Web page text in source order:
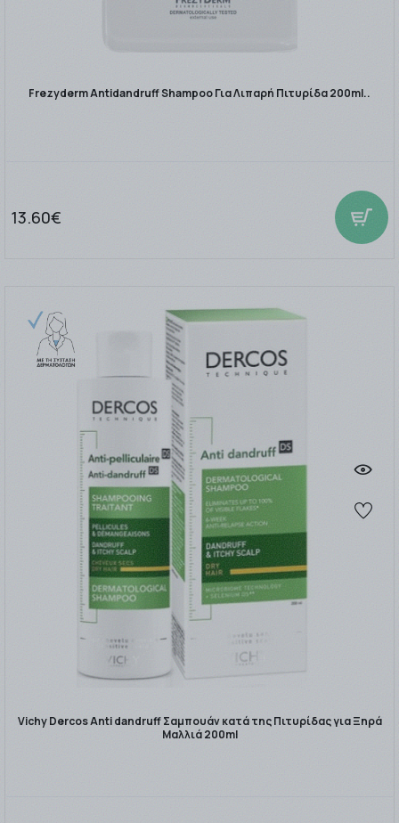
Frezyderm Antidandruff Shampoo Για Λιπαρή Πιτυρίδα 200ml..
13.60€
Vichy Dercos Anti dandruff Σαμπουάν κατά της Πιτυρίδας για Ξηρά
Μαλλιά 200ml